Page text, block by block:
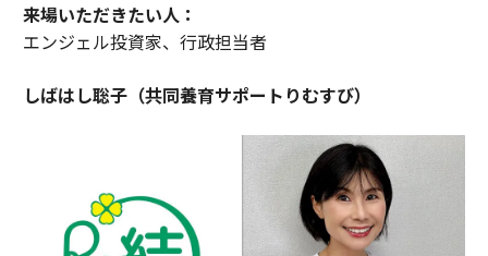
来場いただきたい人：
エンジェル投資家、行政担当者
しばはし聡子（共同養育サポートりむすび）